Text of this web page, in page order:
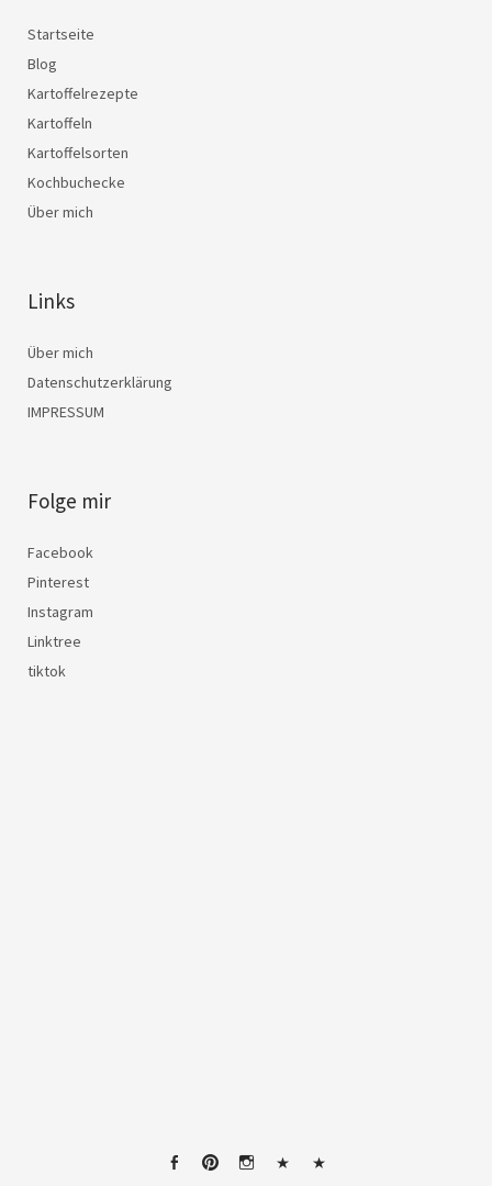
Startseite
Blog
Kartoffelrezepte
Kartoffeln
Kartoffelsorten
Kochbuchecke
Über mich
Links
Über mich
Datenschutzerklärung
IMPRESSUM
Folge mir
Facebook
Pinterest
Instagram
Linktree
tiktok